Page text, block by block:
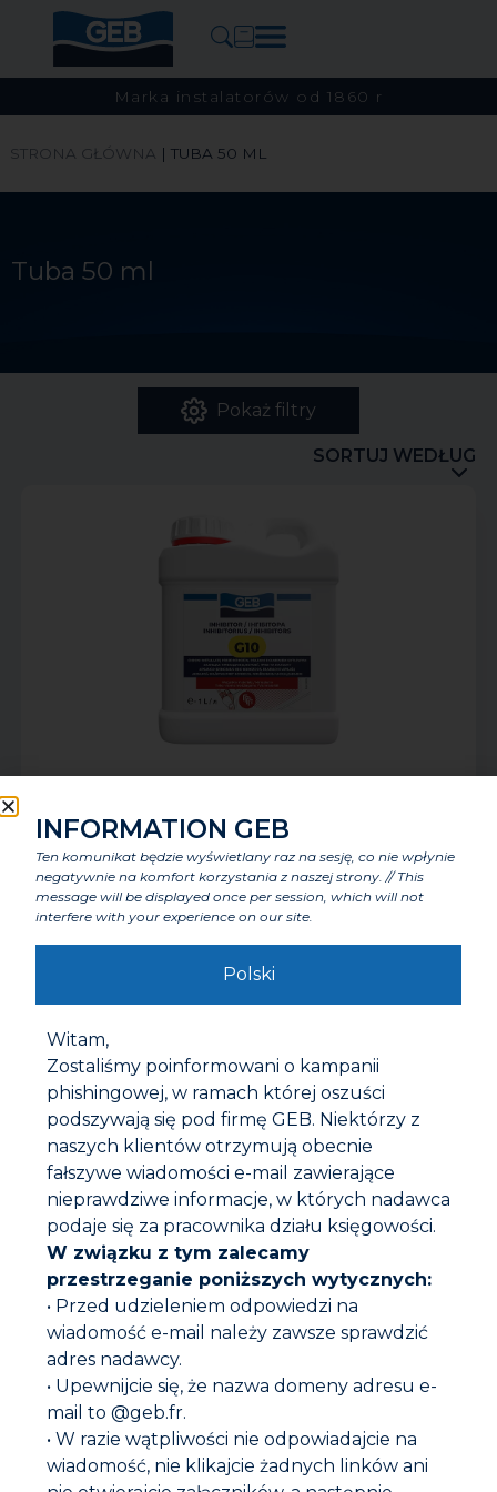
Marka instalatorów od 1860 r
STRONA GŁÓWNA | TUBA 50 ML
Tuba 50 ml
Pokaż filtry
SORTUJ WEDŁUG
KLEJ OGNIOODPORNY PROPFEU COLLAFEU 1100°C
INFORMATION GEB
Ten komunikat będzie wyświetlany raz na sesję, co nie wpłynie
negatywnie na komfort korzystania z naszej strony. // This
message will be displayed once per session, which will not
interfere with your experience on our site.
Polski
Witam,
Zostaliśmy poinformowani o kampanii
phishingowej, w ramach której oszuści
podszywają się pod firmę GEB. Niektórzy z
naszych klientów otrzymują obecnie
fałszywe wiadomości e-mail zawierające
nieprawdziwe informacje, w których nadawca
podaje się za pracownika działu księgowości.
W związku z tym zalecamy
przestrzeganie poniższych wytycznych:
• Przed udzieleniem odpowiedzi na
wiadomość e-mail należy zawsze sprawdzić
adres nadawcy.
• Upewnijcie się, że nazwa domeny adresu e-
mail to @geb.fr.
• W razie wątpliwości nie odpowiadajcie na
wiadomość, nie klikajcie żadnych linków ani